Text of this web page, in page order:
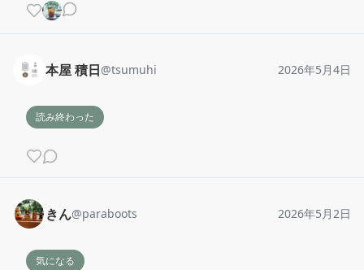
本屋 積日@tsumuhi 2026年5月4日
読み終わった
きん@paraboots 2026年5月2日
気になる